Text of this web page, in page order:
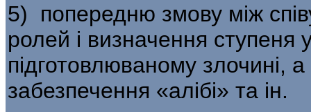
5) попередню змову між
ролей і визначення ступеня
підготовлюваному злочині,
забезпечення «алібі» та ін.